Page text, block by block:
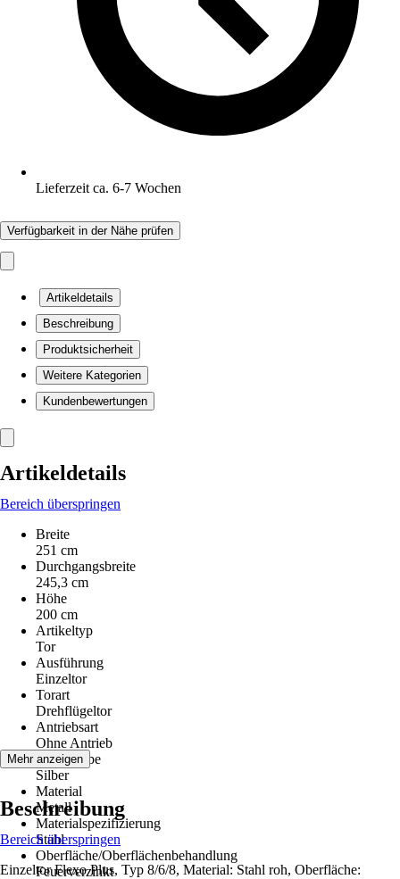
Lieferzeit ca. 6-7 Wochen
Verfügbarkeit in der Nähe prüfen
Artikeldetails
Beschreibung
Produktsicherheit
Weitere Kategorien
Kundenbewertungen
Artikeldetails
Bereich überspringen
Breite
251 cm
Durchgangsbreite
245,3 cm
Höhe
200 cm
Artikeltyp
Tor
Ausführung
Einzeltor
Torart
Drehflügeltor
Antriebsart
Ohne Antrieb
Grundfarbe
Silber
Material
Metall
Materialspezifizierung
Stahl
Oberfläche/Oberflächenbehandlung
Feuerverzinkt
Mehr anzeigen
Beschreibung
Bereich überspringen
Einzeltor Flexo Plus, Typ 8/6/8, Material: Stahl roh, Oberfläche: